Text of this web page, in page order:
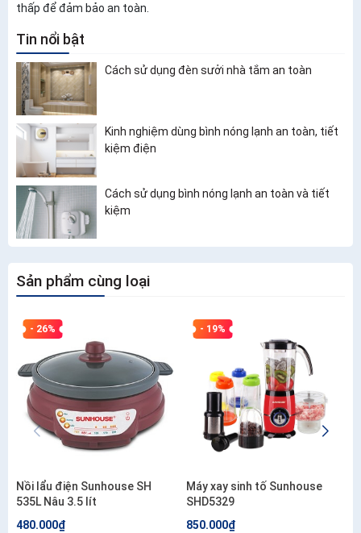
thấp để đảm bảo an toàn.
Tin nổi bật
Cách sử dụng đèn sưởi nhà tắm an toàn
Kinh nghiệm dùng bình nóng lạnh an toàn, tiết
kiệm điện
Cách sử dụng bình nóng lạnh an toàn và tiết
kiệm
Sản phẩm cùng loại
- 26%
Nồi lẩu điện Sunhouse SH
535L Nâu 3.5 lít
480.000₫
- 19%
Máy xay sinh tố Sunhouse
SHD5329
850.000₫